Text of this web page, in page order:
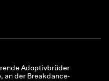
Adoptivbrüder
an der Breakdance-